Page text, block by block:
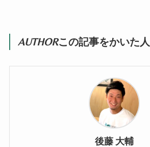
AUTHORこの記事をかいた人
後藤 大輔